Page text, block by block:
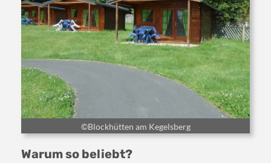
©Blockhütten am Kegelsberg
Warum so beliebt?